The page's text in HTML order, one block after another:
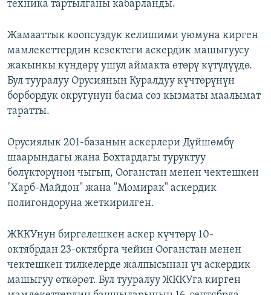
техника тартылганы кабарланды.
Жамааттык коопсуздук келишими уюмуна кирген
мамлекеттердин кезектеги аскердик машыгуусу
жакынкы күндөрү ушул аймакта өтөрү күтүлүүдө.
Бул тууралуу Орусиянын Куралдуу күчтөрүнүн
борбордук округунун басма сөз кызматы маалымат
таратты.
Орусиялык 201-базанын аскерлери Дүйшөмбү
шаарындагы жана Бохтардагы туруктуу
бөлүктөрүнөн чыгып, Ооганстан менен чектешкен
"Харб-Майдон" жана "Момирак" аскердик
полигондоруна жеткирилген.
ЖККУнун биргелешкен аскер күчтөрү 10-
октябрдан 23-октябрга чейин Ооганстан менен
чектешкен тилкелерде жалпысынан үч аскердик
машыгуу өткөрөт. Бул тууралуу ЖККУга кирген